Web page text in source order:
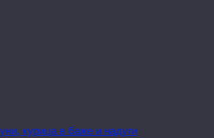
курица в баже и надуги